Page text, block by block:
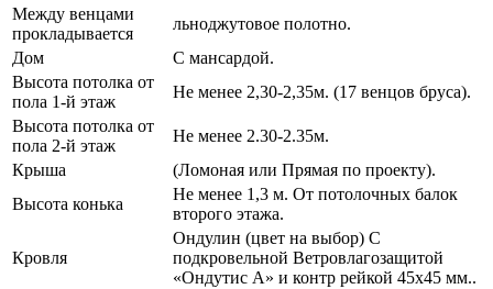
Между венцами
прокладывается
льноджутовое полотно.
Дом
С мансардой.
Высота потолка от
пола 1-й этаж
Не менее 2,30-2,35м. (17 венцов бруса).
Высота потолка от
пола 2-й этаж
Не менее 2.30-2.35м.
Крыша
(Ломоная или Прямая по проекту).
Высота конька
Не менее 1,3 м. От потолочных балок
второго этажа.
Кровля
Ондулин (цвет на выбор) С
подкровельной Ветровлагозащитой
«Ондутис А» и контр рейкой 45х45 мм..